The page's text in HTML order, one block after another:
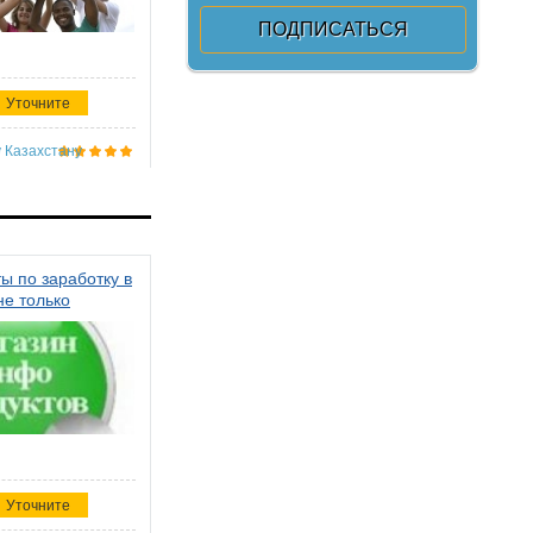
Уточните
Казахстану
по заработку в
только
Уточните